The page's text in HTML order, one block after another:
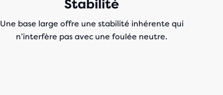
Stabilité
Une base large offre une stabilité inhérente qui
n’interfère pas avec une foulée neutre.